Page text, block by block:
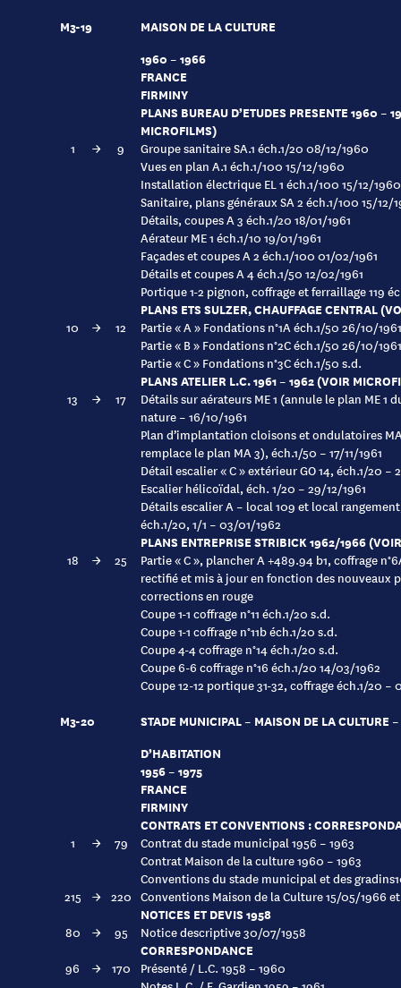
M3-19
MAISON DE LA CULTURE
1960 – 1966
FRANCE
FIRMINY
PLANS BUREAU D’ETUDES PRESENTE 1960 –
MICROFILMS)
1 → 9
Groupe sanitaire SA.1 éch.1/20 08/12/1960
Vues en plan A.1 éch.1/100 15/12/1960
Installation électrique EL 1 éch.1/100 15/12/1960
Sanitaire, plans généraux SA 2 éch.1/100 15/12/
Détails, coupes A 3 éch.1/20 18/01/1961
Aérateur ME 1 éch.1/10 19/01/1961
Façades et coupes A 2 éch.1/100 01/02/1961
Détails et coupes A 4 éch.1/50 12/02/1961
Portique 1-2 pignon, coffrage et ferraillage 119
PLANS ETS SULZER, CHAUFFAGE CENTRAL
10 → 12
Partie « A » Fondations n°1A éch.1/50 26/10/1961
Partie « B » Fondations n°2C éch.1/50 26/10/1961
Partie « C » Fondations n°3C éch.1/50 s.d.
PLANS ATELIER L.C. 1961 – 1962 (VOIR
13 → 17
Détails sur aérateurs ME 1 (annule le plan ME 1
nature – 16/10/1961
Plan d’implantation cloisons et ondulatoires
remplace le plan MA 3), éch.1/50 – 17/11/1961
Détail escalier « C » extérieur GO 14, éch.1/20 –
Escalier hélicoïdal, éch. 1/20 – 29/12/1961
Détails escalier A – local 109 et local
éch.1/20, 1/1 – 03/01/1962
PLANS ENTREPRISE STRIBICK 1962/1966
18 → 25
Partie « C », plancher A +489.94 b1, coffrage
rectifié et mis à jour en fonction des nouveaux
corrections en rouge
Coupe 1-1 coffrage n°11 éch.1/20 s.d.
Coupe 1-1 coffrage n°11b éch.1/20 s.d.
Coupe 4-4 coffrage n°14 éch.1/20 s.d.
Coupe 6-6 coffrage n°16 éch.1/20 14/03/1962
Coupe 12-12 portique 31-32, coffrage éch.1/20 –
M3-20
STADE MUNICIPAL – MAISON DE LA CULTURE
D’HABITATION
1956 – 1975
FRANCE
FIRMINY
CONTRATS ET CONVENTIONS :
1 → 79
Contrat du stade municipal 1956 – 1963
Contrat Maison de la culture 1960 – 1963
Conventions du stade municipal et des
215
→ 220 Conventions Maison de la Culture 15/05/1966
NOTICES ET DEVIS 1958
80 → 95 Notice descriptive 30/07/1958
CORRESPONDANCE
96 → 170
Présenté / L.C. 1958 – 1960